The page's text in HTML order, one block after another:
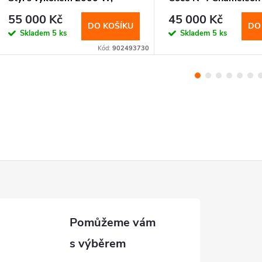
baterií 30 Ah a dvěma
bočními boxy. Pohodlná jízda,
praktický úložný prostor a
tichý provoz.
55 000 Kč
Skladem 5 ks
DO KOŠÍKU
Kód: 902493730
výkonem 1500 W,
Ah a dojezdem až
Stylový design, tichý
pohodlý
45 000 Kč
Skladem 5 ks